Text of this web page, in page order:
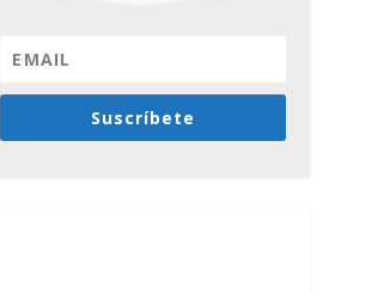
Suscríbete